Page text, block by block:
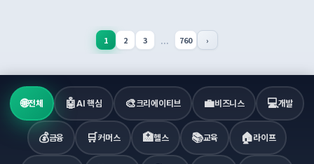
1 2 3 ... 760 ›
🌐전체 🤖AI 핵심 🎨크리에이티브 💼비즈니스 💻개발
💰금융 🛒커머스 🏥헬스 📚교육 🏠라이프